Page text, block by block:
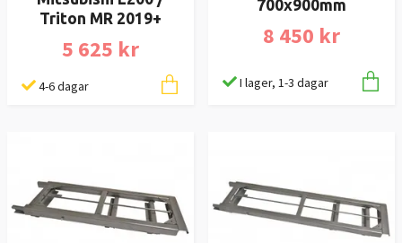
Triton MR 2019+
5 625 kr
4-6 dagar
700x900mm
8 450 kr
I lager, 1-3 dagar